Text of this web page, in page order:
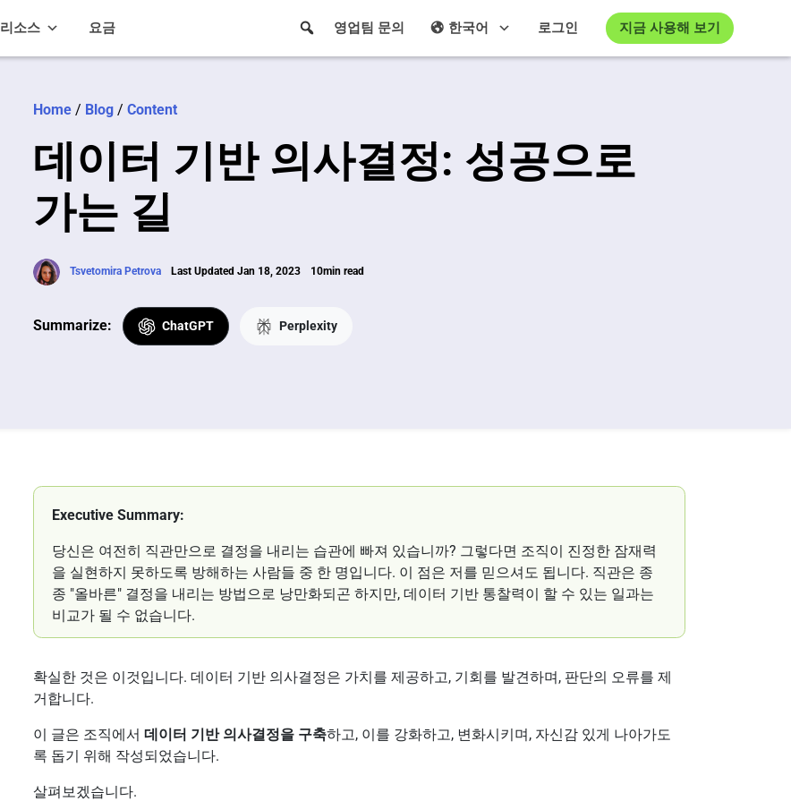
리소스 요금 지금 사용해 보기
로그인
한국어
영업팀 문의
Home / Blog / Content
데이터 기반 의사결정: 성공으로
가는 길
Tsvetomira Petrova Last Updated Jan 18, 2023 10min read
Summarize: ChatGPT Perplexity
Executive Summary:
당신은 여전히 직관만으로 결정을 내리는 습관에 빠져 있습니까? 그렇다면 조직이 진정한 잠재력
을 실현하지 못하도록 방해하는 사람들 중 한 명입니다. 이 점은 저를 믿으셔도 됩니다. 직관은 종
종 "올바른" 결정을 내리는 방법으로 낭만화되곤 하지만, 데이터 기반 통찰력이 할 수 있는 일과는
비교가 될 수 없습니다.
확실한 것은 이것입니다. 데이터 기반 의사결정은 가치를 제공하고, 기회를 발견하며, 판단의 오류를 제
거합니다.
이 글은 조직에서데이터 기반 의사결정을 구축하고, 이를 강화하고, 변화시키며, 자신감 있게 나아가도
록 돕기 위해 작성되었습니다.
살펴보겠습니다.